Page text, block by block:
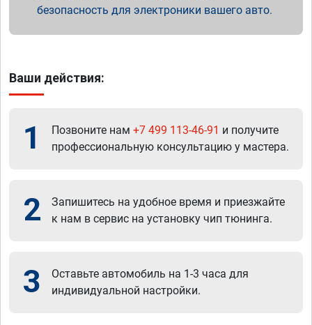
безопасность для электроники вашего авто.
Ваши действия:
1 Позвоните нам +7 499 113-46-91 и получите
профессиональную консультацию у мастера.
2
Запишитесь на удобное время и приезжайте
к нам в сервис на установку чип тюнинга.
3
Оставьте автомобиль на 1-3 часа для
индивидуальной настройки.